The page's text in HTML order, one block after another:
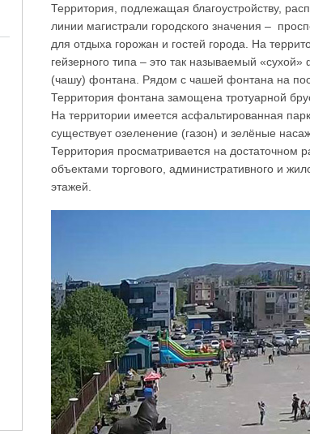
Территория, подлежащая благоустройству,
линии магистрали городского значения –
для отдыха горожан и гостей города. На
гейзерного типа– это так называемый «сухой»
(чашу) фонтана. Рядом с чашей фонтана на
Территория фонтана замощена тротуарной
На территории имеется асфальтированная
существует озеленение (газон) и зелёные
Территория просматривается на достаточном
объектами торгового, административного и
этажей.